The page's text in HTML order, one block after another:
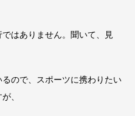
はありません。聞いて、見
ので、スポーツに携わりたい
、